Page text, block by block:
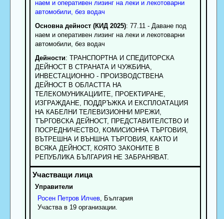
наем и оперативен лизинг на леки и лекотоварни
автомобили, без водач
Основна дейност (КИД 2025): 77.11 - Даване под
наем и оперативен лизинг на леки и лекотоварни
автомобили, без водач
Дейности: ТРАНСПОРТНА И СПЕДИТОРСКА
ДЕЙНОСТ В СТРАНАТА И ЧУЖБИНА,
ИНВЕСТАЦИОННО - ПРОИЗВОДСТВЕНА
ДЕЙНОСТ В ОБЛАСТТА НА
ТЕЛЕКОМУНИКАЦИИТЕ, ПРОЕКТИРАНЕ,
ИЗГРАЖДАНЕ, ПОДДРЪЖКА И ЕКСПЛОАТАЦИЯ
НА КАБЕЛНИ ТЕЛЕВИЗИОННИ МРЕЖИ,
ТЪРГОВСКА ДЕЙНОСТ, ПРЕДСТАВИТЕЛСТВО И
ПОСРЕДНИЧЕСТВО, КОМИСИОННА ТЪРГОВИЯ,
ВЪТРЕШНА И ВЪНШНА ТЪРГОВИЯ, КАКТО И
ВСЯКА ДЕЙНОСТ, КОЯТО ЗАКОНИТЕ В
РЕПУБЛИКА БЪЛГАРИЯ НЕ ЗАБРАНЯВАТ.
Управители
Росен Петров Илчев, България
Участва в 19 организации.